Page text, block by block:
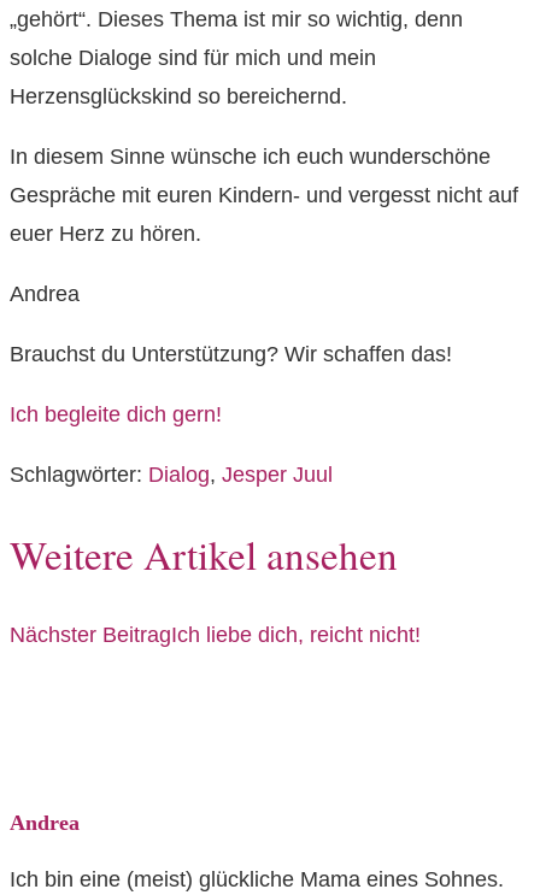
„gehört“. Dieses Thema ist mir so wichtig, denn
solche Dialoge sind für mich und mein
Herzensglückskind so bereichernd.
In diesem Sinne wünsche ich euch wunderschöne
Gespräche mit euren Kindern- und vergesst nicht auf
euer Herz zu hören.
Andrea
Brauchst du Unterstützung? Wir schaffen das!
Ich begleite dich gern!
Schlagwörter: Dialog, Jesper Juul
Weitere Artikel ansehen
Nächster BeitragIch liebe dich, reicht nicht!
Andrea
Ich bin eine (meist) glückliche Mama eines Sohnes.